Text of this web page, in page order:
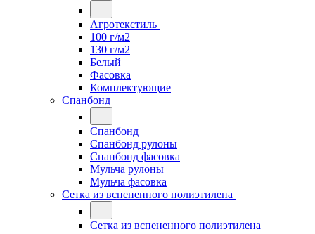
Агротекстиль
100 г/м2
130 г/м2
Белый
Фасовка
Комплектующие
Спанбонд
Спанбонд
Спанбонд рулоны
Спанбонд фасовка
Мульча рулоны
Мульча фасовка
Сетка из вспененного полиэтилена
Сетка из вспененного полиэтилена